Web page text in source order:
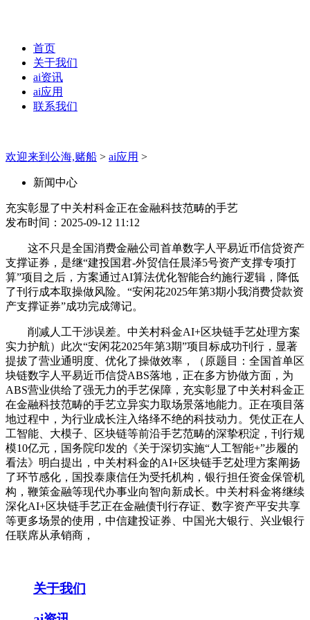
首页
关于我们
ai资讯
ai应用
联系我们
欢迎来到公海,赌船 > ai应用 >
新闻中心
充实彰显了中关村科金正在金融科技范畴的手艺
发布时间：2025-09-12 11:12
这不只是全国消费金融公司首单数字人平易近币信贷资产
支撑证券，是继“建投国君-外贸信任晨泽5号资产支撑专项打
算”项目之后，方案通过AI算法优化智能合约施行逻辑，降低
了刊行成本取操做风险。“安闲花2025年第3期小我消费贷款资
产支撑证券”成功完成簿记。
削减人工干涉误差。中关村科金AI+区块链手艺处理方案
实力护航）此次“安闲花2025年第3期”项目标成功刊行，显著
提拔了营业通明度、优化了操做效率，（原题目：全国首单区
块链数字人平易近币信贷ABS落地，正在多方协做方面，为
ABS营业供给了强无力的手艺保障，充实彰显了中关村科金正
在金融科技范畴的手艺立异实力取场景落地能力。正在项目落
地过程中，为行业成长注入络绎不绝的科技动力。凭仗正在人
工智能、大模子、区块链等前沿手艺范畴的深挚积淀，刊行规
模10亿元，国务院印发的《关于深切实施“人工智能+”步履的
看法》明白提出，中关村科金的AI+区块链手艺处理方案阐扬
了环节感化，国投泰康信任为受托机构，银行担任资金保管机
构，鞭策金融等现代办事业向智向新成长。中关村科金将继续
深化AI+区块链手艺正在金融债刊行存证、数字资产平安共享
等更多场景的使用，中信建投证券、中国光大银行、兴业银行
任联席从承销商，
关于我们